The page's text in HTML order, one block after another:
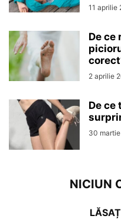
11 aprilie
De ce
2 aprilie
De ce
30
NICIUN